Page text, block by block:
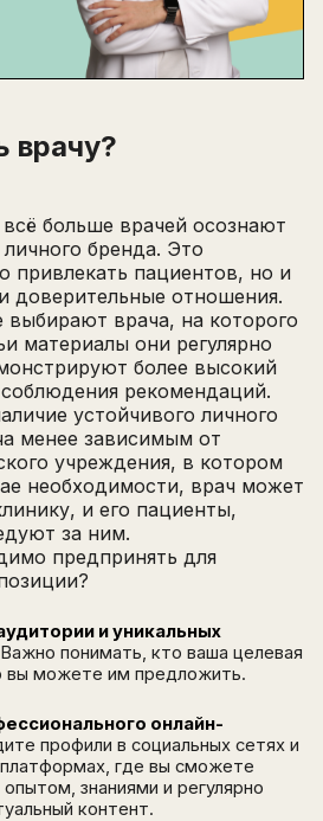
врачу?
больше врачей осознают
бренда. Это
привлекать пациентов, но и
доверительные отношения.
врача, на которого
материалы они регулярно
более высокий
рекомендаций.
устойчивого личного
менее зависимым от
учреждения, в котором
необходимости, врач может
и его пациенты,
за ним.
предпринять для
и уникальных
Важно понимать, кто ваша целевая
вы можете им предложить.
онлайн-
профили в социальных сетях и
где вы сможете
знаниями и регулярно
контент.